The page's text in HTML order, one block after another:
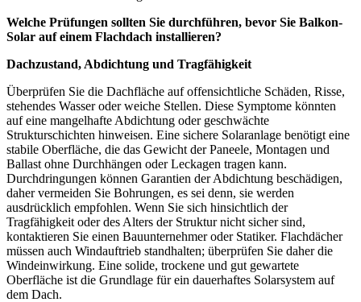
Welche Prüfungen sollten Sie durchführen, bevor Sie Balkon-
Solar auf einem Flachdach installieren?
Dachzustand, Abdichtung und Tragfähigkeit
Überprüfen Sie die Dachfläche auf offensichtliche Schäden, Risse,
stehendes Wasser oder weiche Stellen. Diese Symptome könnten
auf eine mangelhafte Abdichtung oder geschwächte
Strukturschichten hinweisen. Eine sichere Solaranlage benötigt eine
stabile Oberfläche, die das Gewicht der Paneele, Montagen und
Ballast ohne Durchhängen oder Leckagen tragen kann.
Durchdringungen können Garantien der Abdichtung beschädigen,
daher vermeiden Sie Bohrungen, es sei denn, sie werden
ausdrücklich empfohlen. Wenn Sie sich hinsichtlich der
Tragfähigkeit oder des Alters der Struktur nicht sicher sind,
kontaktieren Sie einen Bauunternehmer oder Statiker. Flachdächer
müssen auch Windauftrieb standhalten; überprüfen Sie daher die
Windeinwirkung. Eine solide, trockene und gut gewartete
Oberfläche ist die Grundlage für ein dauerhaftes Solarsystem auf
dem Dach.